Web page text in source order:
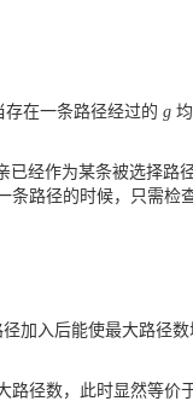
存在一条路径经过的 g
经作为某条被选择路
路径的时候，只需检
加入后能使最大路径
径数，此时显然等价